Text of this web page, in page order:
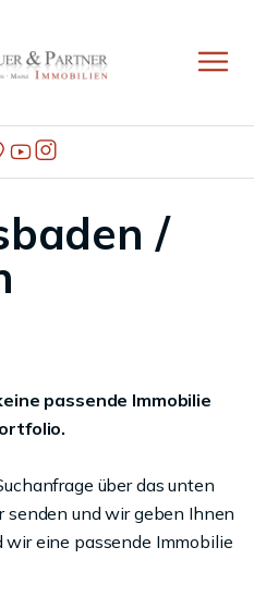
/
passende Immobilie
über das unten
und wir geben Ihnen
wir eine passende Immobilie